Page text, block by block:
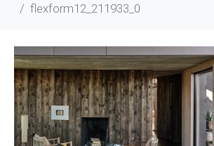
flexform12_211933_0